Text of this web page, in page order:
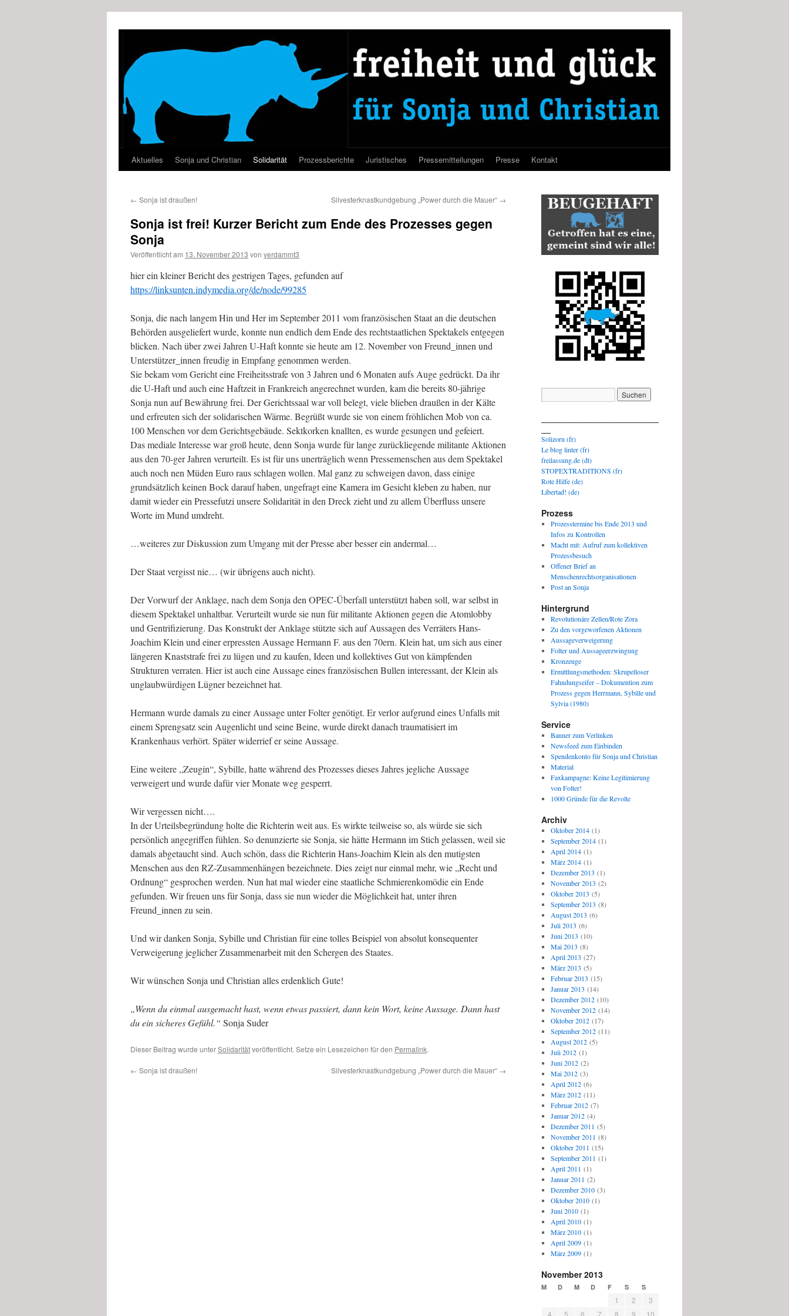
Aktuelles Sonja und Christian Solidarität Prozessberichte Juristisches Pressemitteilungen Presse Kontakt
← Sonja ist draußen! Silvesterknastkundgebung „Power durch die Mauer“ →
Sonja ist frei! Kurzer Bericht zum Ende des Prozesses gegen
Sonja
Veröffentlicht am 13. November 2013 von verdammt3
hier ein kleiner Bericht des gestrigen Tages, gefunden auf
https://linksunten.indymedia.org/de/node/99285
Sonja, die nach langem Hin und Her im September 2011 vom französischen Staat an die deutschen
Behörden ausgeliefert wurde, konnte nun endlich dem Ende des rechtstaatlichen Spektakels entgegen
blicken. Nach über zwei Jahren U-Haft konnte sie heute am 12. November von Freund_innen und
Unterstützer_innen freudig in Empfang genommen werden.
Sie bekam vom Gericht eine Freiheitsstrafe von 3 Jahren und 6 Monaten aufs Auge gedrückt. Da ihr
die U-Haft und auch eine Haftzeit in Frankreich angerechnet wurden, kam die bereits 80-jährige
Sonja nun auf Bewährung frei. Der Gerichtssaal war voll belegt, viele blieben draußen in der Kälte
und erfreuten sich der solidarischen Wärme. Begrüßt wurde sie von einem fröhlichen Mob von ca.
100 Menschen vor dem Gerichtsgebäude. Sektkorken knallten, es wurde gesungen und gefeiert.
Das mediale Interesse war groß heute, denn Sonja wurde für lange zurückliegende militante Aktionen
aus den 70-ger Jahren verurteilt. Es ist für uns unerträglich wenn Pressemenschen aus dem Spektakel
auch noch nen Müden Euro raus schlagen wollen. Mal ganz zu schweigen davon, dass einige
grundsätzlich keinen Bock darauf haben, ungefragt eine Kamera im Gesicht kleben zu haben, nur
damit wieder ein Pressefutzi unsere Solidarität in den Dreck zieht und zu allem Überfluss unsere
Worte im Mund umdreht.
…weiteres zur Diskussion zum Umgang mit der Presse aber besser ein andermal…
Der Staat vergisst nie… (wir übrigens auch nicht).
Der Vorwurf der Anklage, nach dem Sonja den OPEC-Überfall unterstützt haben soll, war selbst in
diesem Spektakel unhaltbar. Verurteilt wurde sie nun für militante Aktionen gegen die Atomlobby
und Gentrifizierung. Das Konstrukt der Anklage stützte sich auf Aussagen des Verräters Hans-
Joachim Klein und einer erpressten Aussage Hermann F. aus den 70ern. Klein hat, um sich aus einer
längeren Knaststrafe frei zu lügen und zu kaufen, Ideen und kollektives Gut von kämpfenden
Strukturen verraten. Hier ist auch eine Aussage eines französischen Bullen interessant, der Klein als
unglaubwürdigen Lügner bezeichnet hat.
Hermann wurde damals zu einer Aussage unter Folter genötigt. Er verlor aufgrund eines Unfalls mit
einem Sprengsatz sein Augenlicht und seine Beine, wurde direkt danach traumatisiert im
Krankenhaus verhört. Später widerrief er seine Aussage.
Eine weitere „Zeugin“, Sybille, hatte während des Prozesses dieses Jahres jegliche Aussage
verweigert und wurde dafür vier Monate weg gesperrt.
Wir vergessen nicht….
In der Urteilsbegründung holte die Richterin weit aus. Es wirkte teilweise so, als würde sie sich
persönlich angegriffen fühlen. So denunzierte sie Sonja, sie hätte Hermann im Stich gelassen, weil sie
damals abgetaucht sind. Auch schön, dass die Richterin Hans-Joachim Klein als den mutigsten
Menschen aus den RZ-Zusammenhängen bezeichnete. Dies zeigt nur einmal mehr, wie „Recht und
Ordnung“ gesprochen werden. Nun hat mal wieder eine staatliche Schmierenkomödie ein Ende
gefunden. Wir freuen uns für Sonja, dass sie nun wieder die Möglichkeit hat, unter ihren
Freund_innen zu sein.
Und wir danken Sonja, Sybille und Christian für eine tolles Beispiel von absolut konsequenter
Verweigerung jeglicher Zusammenarbeit mit den Schergen des Staates.
Wir wünschen Sonja und Christian alles erdenklich Gute!
„Wenn du einmal ausgemacht hast, wenn etwas passiert, dann kein Wort, keine Aussage. Dann hast
du ein sicheres Gefühl.“ Sonja Suder
Dieser Beitrag wurde unterSolidaritätveröffentlicht. Setze ein Lesezeichen für den Permalink.
← Sonja ist draußen! Silvesterknastkundgebung „Power durch die Mauer“ →
Solizorn (fr)
Le blog linter (fr)
freilassung.de (dt)
STOPEXTRADITIONS (fr)
Rote Hilfe (de)
Libertad! (de)
Prozess
Prozesstermine bis Ende 2013 und
Infos zu Kontrollen
Macht mit: Aufruf zum kollektiven
Prozessbesuch
Offener Brief an
Menschenrechtsorganisationen
Post an Sonja
Hintergrund
Revolutionäre Zellen/Rote Zora
Zu den vorgeworfenen Aktionen
Aussageverweigerung
Folter und Aussageerzwingung
Kronzeuge
Ermittlungsmethoden: Skrupelloser
Fahndungseifer – Dokumention zum
Prozess gegen Herrmann, Sybille und
Sylvia (1980)
Service
Banner zum Verlinken
Newsfeed zum Einbinden
Spendenkonto für Sonja und Christian
Material
Faxkampagne: Keine Legitimierung
von Folter!
1000 Gründe für die Revolte
Archiv
Oktober 2014(1)
September 2014(1)
April 2014(1)
März 2014(1)
Dezember 2013 (1)
November 2013 (2)
Oktober 2013 (5)
September 2013 (8)
August 2013 (6)
Juli 2013 (6)
Juni 2013 (10)
Mai 2013 (8)
April 2013 (27)
März 2013 (5)
Februar 2013 (15)
Januar 2013 (14)
Dezember 2012(10)
November 2012(14)
Oktober 2012(17)
September 2012(11)
August 2012(5)
Juli 2012(1)
Juni 2012(2)
Mai 2012(3)
April 2012(6)
März 2012(11)
Februar 2012(7)
Januar 2012(4)
Dezember 2011 (5)
November 2011 (8)
Oktober 2011 (15)
September 2011 (1)
April 2011 (1)
Januar 2011 (2)
Dezember 2010(3)
Oktober 2010(1)
Juni 2010(1)
April 2010(1)
März 2010(1)
April 2009(1)
März 2009(1)
November 2013
M D M D F S S
1 2
3
4
5 6 7 8 9 10